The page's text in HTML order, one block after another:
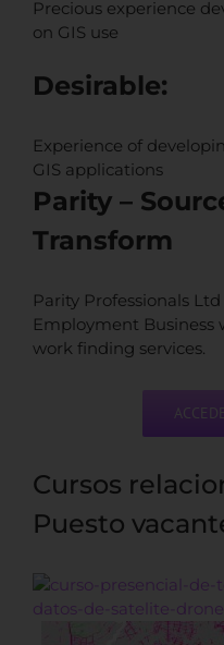
Precious experience
on GIS use
Desirable:
Experience of
GIS applications
Parity –
Transform
Parity Professionals
Employment Business
work finding services.
Cursos
Puesto